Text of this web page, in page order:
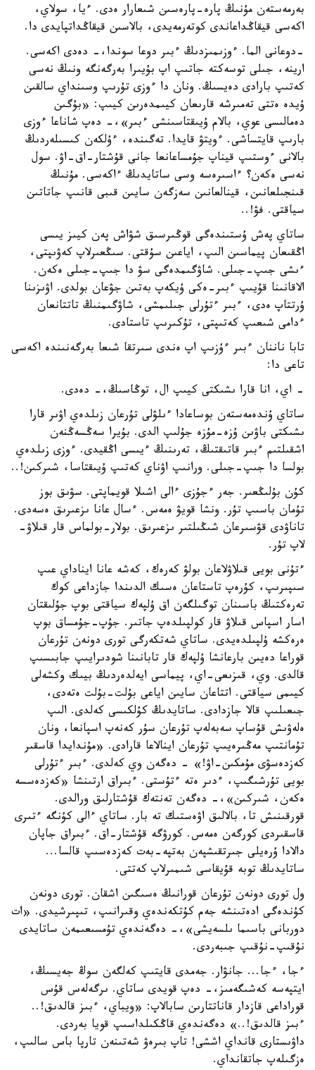
بەرمەستەن مۇنىڭ پارە-پارەسىن شىعارار ەدى. ءيا، سولاي،
اكەسى قيقاڭداعاندى كوتەرمەيدى، بالاسىن قيقاڭداتپايدى دا.
-دوعانى الما. ءوزىمىزدىڭ ءبىر دوعا سوندا،- دەدى اكەسى.
ارينە، جىلى توسەكتە جاتىپ اپ بۇيىرا بەرگەنگە ونىڭ نەسى
كەتىپ بارادى دەيسىڭ. ونان دا ءوزى تۇرىپ وسىنداي سالقىن
ۇيدە ەتتى تەمىرشە قارىعان كيىمدەرىن كيىپ: «بۇگىن
دەمالىسى عوي، بالام ۇيىقتاسىنشى ءبىر»،- دەپ شاناعا ءوزى
بارىپ قايتساشى. ءويتۋ قايدا. تەگىندە، ءۇلكەن كىسىلەردىڭ
بالانى ءوستىپ قيناپ جۇمساعانعا جانى قۇشتار-اق-اۋ. سول
نەسى ەكەن؟ ءاسىرەسە وسى ساتايدىڭ ءاكەسى. مۇنىڭ
قىنجىلعانىن، قينالعانىن سەزگەن سايىن قىبى قانىپ جاتاتىن
سياقتى. فۋ!..
ساتاي پەش ۇستىندەگى قوڭىرسىق شۋاش پەن كيىز يىسى
اڭقىعان پيماسىن الىپ، اياعىن سۇقتى. سىڭعىرلاپ كەۋىپتى،
ءىشى جىپ-جىلى. شاۋگىمدەگى سۋ دا جىپ-جىلى ەكەن.
الاقانىنا قۇيىپ ءبىر-ەكى ۇيكەپ بەتىن جۋعان بولدى. اۋىزىنا
ۇرتتاپ ەدى، ءبىر ءتۇرلى جىلىمشى، شاۋگىمنىڭ تاتتانعان
ءدامى شىعىپ كەتىپتى، تۇكىرىپ تاستادى.
تابا ناننان ءبىر ءۇزىپ اپ ەندى سىرتقا شىعا بەرگەنىندە اكەسى
تاعى دا:
- اي، انا قارا ىشىكتى كيىپ ال، توڭاسىڭ،- دەدى.
ساتاي ۇندەمەستەن بوساعادا ءىلۋلى تۇرعان زىلدەي اۋىر قارا
ىشىكتى باۋىن ۇزە-مۇزە جۇلىپ الدى. بۇيرا سەڭسەڭنەن
اشقىلتىم ءبىر قاتىقتىڭ، تەرىنىڭ ءيىسى اڭقيدى. ءوزى زىلدەي
بولسا دا جىپ-جىلى. ورانىپ اۋناي كەتىپ ۇيىقتاسا، شىركىن!..
كۇن بۇلىڭعىر. جەر ءجۇزى ءالى اشىلا قويماپتى. سۋىق بوز
تۇمان باسىپ تۇر. ونشا قويۋ ەمەس. ءسال عانا ىزعىرىق ەسەدى.
تاناۋدى قۋسىرعان شىڭىلتىر ىزعىرىق. بولار-بولماس قار قىلاۋ-
لاپ تۇر.
ءتۇنى بويى قىلاۋلاعان بولۋ كەرەك، كەشە عانا ايناداي عىپ
سىپىرىپ، كۇرەپ تاستاعان ەسىك الدىندا جازداعى كوك
تەرەكتىڭ باسىنان توگىلگەن اق ۇلپەك سياقتى بوپ جۇلىقتان
اسار اسپاس قىلاۋ قار كولپىلدەپ جاتىر. جۇپ-جۇمساق بوپ
ەرەكشە ۇلپىلدەيدى. ساتاي شەتكەرگى تورى دونەن تۇرعان
قوراعا دەيىن بارعانشا ۇلپەك قار تابانىنا شودىرايىپ جابىسىپ
قالدى. وي، قىزىعى-اي، پيماسى ايەلدەردىڭ بيىك وكشەلى
كيىمى سياقتى. اتتاعان سايىن اياعى بۇلت-بۇلت ەتەدى،
جىعىلىپ قالا جازدادى. ساتايدىڭ كۇلكىسى كەلدى. الىپ
ەلەۋىش قۇساپ سەبەلەپ تۇرعان سۇر كەنەپ اسپانعا، ونان
تۇمانتىپ مەڭىرەيىپ تۇرعان اينالاعا قارادى. «مۇندايدا قاسقىر
كەزدەسۋى مۇمكىن-اۋ!» - دەگەن وي كەلدى. ءبىر ءتۇرلى
بويى تۇرشىگىپ، ءدىر ەتە ءتۇستى. ءبىراق ارتىنشا «كەزدەسسە
ەكەن، شىركىن»،- دەگەن تەنتەك قۇشتارلىق ورالدى.
قورقىنىش تا، بالالىق اۋەستىك تە بار. ساتاي ءالى كۇنگە ءتىرى
قاسقىردى كورگەن ەمەس. كورۋگە قۇشتار-اق. ءبىراق جاپان
دالادا ۇرەيلى جىرتقىشپەن بەتپە-بەت كەزدەسىپ قالسا...
ساتايدىڭ توبە قۇيقاسى شىمىرلاپ كەتتى.
ول تورى دونەن تۇرعان قورانىڭ ەسىگىن اشقان. تورى دونەن
كۇندەگى ادەتىنشە جەم كۇتكەندەي وقىرانىپ، تىپىرشيدى. «ات
دوربانى باسىما ىلسەيشى»،- دەگەندەي تۇمسىعىمەن ساتايدى
نۇقىپ-نۇقىپ جىبەردى.
ءجا، ءجا... جانۋار. جەمدى قايتىپ كەلگەن سوڭ جەيسىڭ،
ايتپەسە كەشىگەمىز،- دەپ قويدى ساتاي. ىرگەلەس قۇس
قوراداعى قازدار قاناتتارىن سابالاپ: «ويباي، ءبىز قالدىق!..
ءبىز قالدىق!..» دەگەندەي قاڭكىلداسىپ قويا بەردى.
داۋىستارى قانداي اششى! تاپ بىرەۋ شەتىنەن تارپا باس سالىپ،
ەزگىلەپ جاتقانداي.